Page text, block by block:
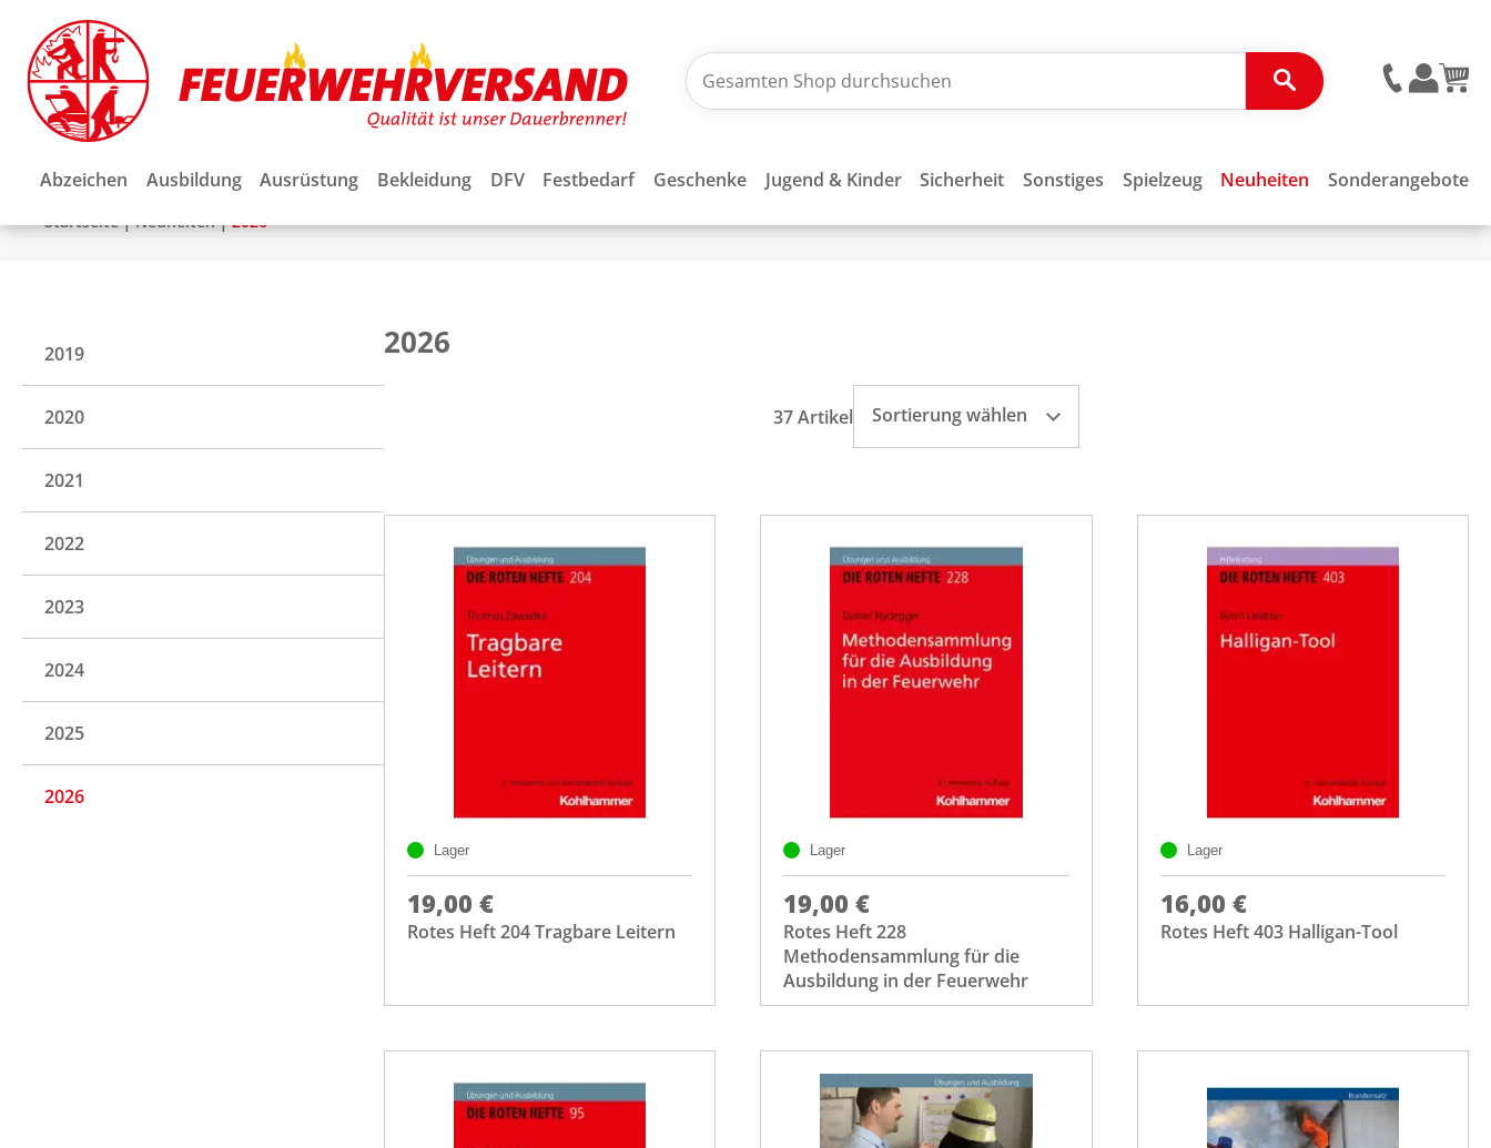
Abzeichen Ausbildung Ausrüstung Bekleidung DFV Festbedarf Geschenke Jugend & Kinder Sicherheit Sonstiges Spielzeug Neuheiten Sonderangebote
Startseite|Neuheiten|2026
2019
2020
2021
2022
2023
2024
2025
2026
2026
37 Artikel Sortierung wählen
Lager
19,00 €
Rotes Heft 204 Tragbare Leitern
Lager
19,00 €
Rotes Heft 228
Methodensammlung für die
Ausbildung in der Feuerwehr
Lager
16,00 €
Rotes Heft 403 Halligan-Tool